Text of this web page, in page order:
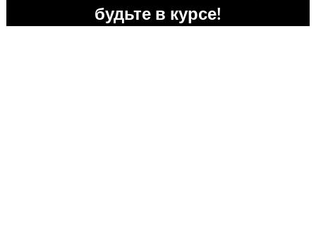
будьте в курсе!